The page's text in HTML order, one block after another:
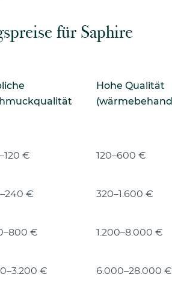
für Saphire
Hohe Qualität
€ 120–600 €
€ 320–1.600 €
€ 1.200–8.000 €
€ 6.000–28.000 €